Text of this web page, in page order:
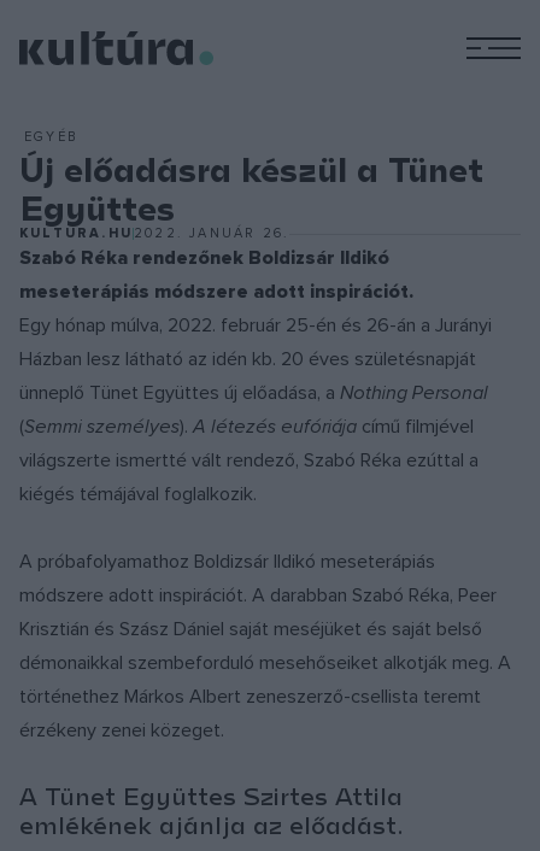
EGYÉB
Új előadásra készül a Tünet
Együttes
KULTURA.HU 2022. JANUÁR 26.
Szabó Réka rendezőnek Boldizsár Ildikó
meseterápiás módszere adott inspirációt.
Egy hónap múlva, 2022. február 25-én és 26-án a Jurányi
Házban lesz látható az idén kb. 20 éves születésnapját
ünneplő Tünet Együttes új előadása, a Nothing Personal
(Semmi személyes).A létezés eufóriája című filmjével
világszerte ismertté vált rendező, Szabó Réka ezúttal a
kiégés témájával foglalkozik.
A próbafolyamathoz Boldizsár Ildikó meseterápiás
módszere adott inspirációt. A darabban Szabó Réka, Peer
Krisztián és Szász Dániel saját meséjüket és saját belső
démonaikkal szembeforduló mesehőseiket alkotják meg. A
történethez Márkos Albert zeneszerző-csellista teremt
érzékeny zenei közeget.
A Tünet Együttes Szirtes Attila
emlékének ajánlja az előadást.